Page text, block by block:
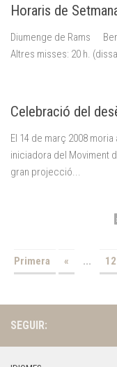
Horaris de
Diumenge de Rams
Altres misses: 20 h.
Celebració del
El 14 de març 2008
iniciadora del Moviment
gran projecció...
Primera
« ... 12
SEGUIR: